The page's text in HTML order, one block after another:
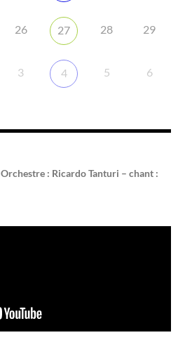
26 27 28 29
3 4 5 6
Orchestre : Ricardo Tanturi – chant :